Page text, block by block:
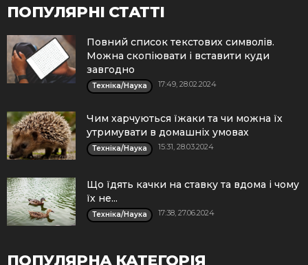
ПОПУЛЯРНІ СТАТТІ
Повний список текстових символів.
Можна скопіювати і вставити куди
завгодно
Техніка/Наука 17:49, 28.02.2024
Чим харчуються їжаки та чи можна їх
утримувати в домашніх умовах
Техніка/Наука 15:31, 28.03.2024
Що їдять качки на ставку та вдома і чому
їх не...
Техніка/Наука 17:38, 27.06.2024
ПОПУЛЯРНА КАТЕГОРІЯ